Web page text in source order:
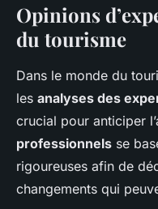
Opinions
du tourisme
Dans le monde du
les analyses des
crucial pour anticiper
professionnels se
rigoureuses afin de
changements qui